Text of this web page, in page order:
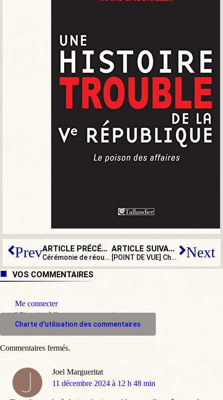
Prev ARTICLE PRÉCÉDENT
Cérémonie de réouverture de Notre-Dame : si ses pierres pouvaient parler…
ARTICLE SUIVANT
[POINT DE VUE] Chute d’Assad en Syrie : qui sont ces « rebelles » ? Next
VOS COMMENTAIRES
Me connecter
M'inscrire à l'espace commentaire
Charte d'utilisation des commentaires
Joel Margueritat
dit
11 décembre 2024 à 12 h 48 min
Commentaires fermés.